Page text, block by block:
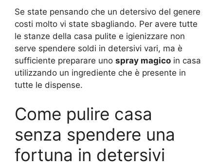
Se state pensando che un detersivo del genere
costi molto vi state sbagliando. Per avere tutte
le stanze della casa pulite e igienizzare non
serve spendere soldi in detersivi vari, ma è
sufficiente preparare uno spray magico in casa
utilizzando un ingrediente che è presente in
tutte le dispense.
Come pulire casa
senza spendere una
fortuna in detersivi